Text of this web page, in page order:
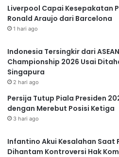
Liverpool Capai Kesepakatan
Ronald Araujo dari Barcelona
1 hari ago
Indonesia Tersingkir dari ASEAN
Championship 2026 Usai
Singapura
2 hari ago
Persija Tutup Piala Presiden
dengan Merebut Posisi Ketiga
3 hari ago
Infantino Akui Kesalahan Saat
Dihantam Kontroversi Hak